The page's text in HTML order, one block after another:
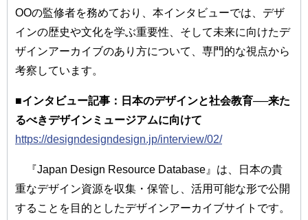
OOの監修者を務めており、本インタビューでは、デザ
インの歴史や文化を学ぶ重要性、そして未来に向けたデ
ザインアーカイブのあり方について、専門的な視点から
考察しています。
■インタビュー記事：日本のデザインと社会教育──来た
るべきデザインミュージアムに向けて
https://designdesigndesign.jp/interview/02/
『Japan Design Resource Database』は、日本の貴
重なデザイン資源を収集・保管し、活用可能な形で公開
することを目的としたデザインアーカイブサイトです。